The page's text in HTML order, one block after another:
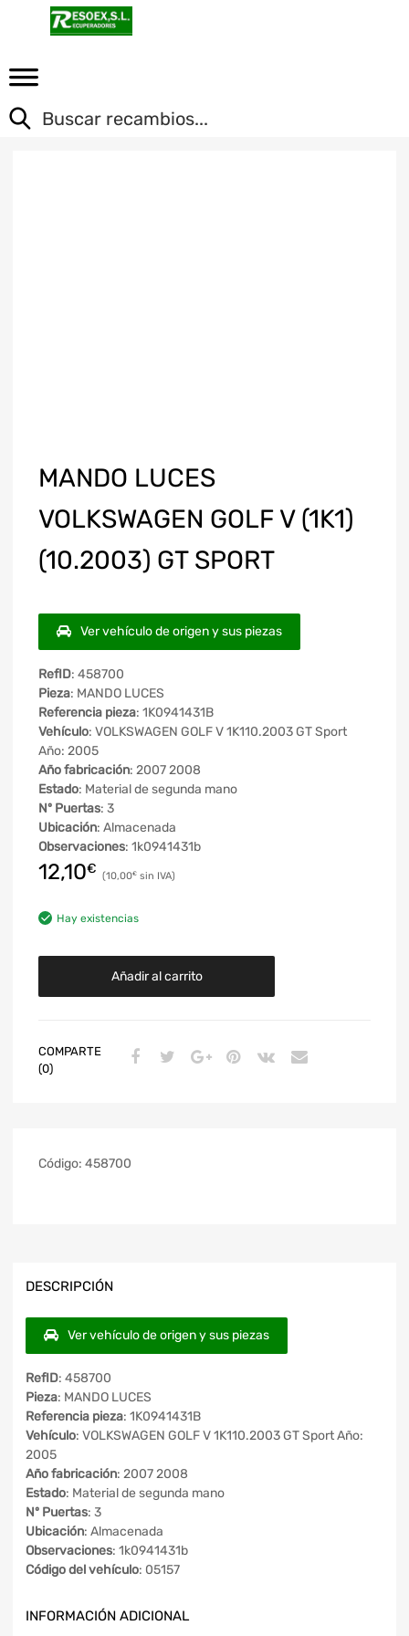
MANDO LUCES
VOLKSWAGEN GOLF V (1K1)
(10.2003) GT SPORT
Ver vehículo de origen y sus piezas
RefID: 458700
Pieza: MANDO LUCES
Referencia pieza: 1K0941431B
Vehículo: VOLKSWAGEN GOLF V 1K110.2003 GT Sport
Año: 2005
Año fabricación: 2007 2008
Estado: Material de segunda mano
Nº Puertas: 3
Ubicación: Almacenada
Observaciones: 1k0941431b
12,10€ 10,00€
Hay existencias
Añadir al carrito
COMPARTE
(0)
Código: 458700
DESCRIPCIÓN
Ver vehículo de origen y sus piezas
RefID: 458700
Pieza: MANDO LUCES
Referencia pieza: 1K0941431B
Vehículo: VOLKSWAGEN GOLF V 1K110.2003 GT Sport Año:
2005
Año fabricación: 2007 2008
Estado: Material de segunda mano
Nº Puertas: 3
Ubicación: Almacenada
Observaciones: 1k0941431b
Código del vehículo: 05157
INFORMACIÓN ADICIONAL